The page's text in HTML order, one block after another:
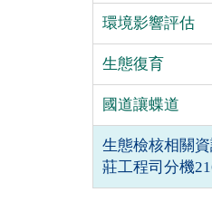
環境影響評估
生態復育
國道讓蝶道
生態檢核相關
莊工程司分機